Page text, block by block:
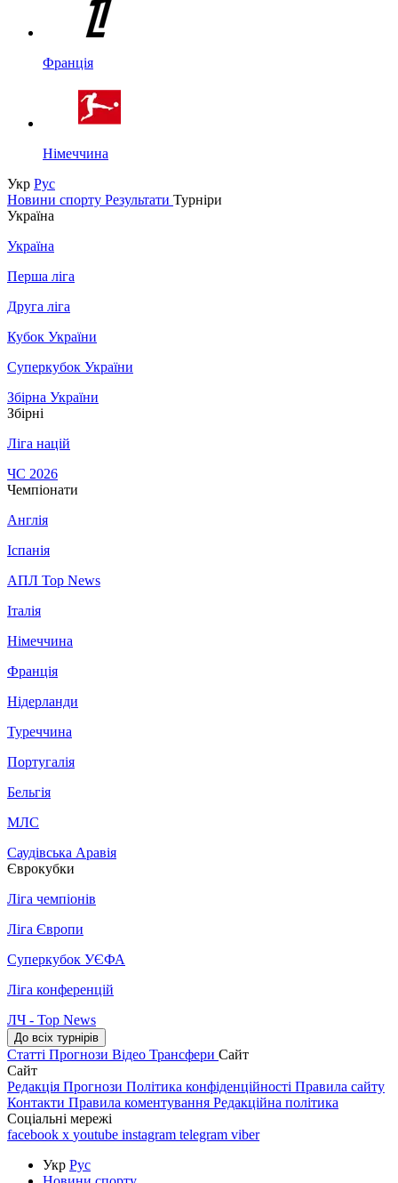
Франція
Німеччина
Укр Рус
Новини спорту Результати Турніри
Україна
Україна
Перша ліга
Друга ліга
Кубок України
Суперкубок України
Збірна України
Збірні
Ліга націй
ЧС 2026
Чемпіонати
Англія
Іспанія
АПЛ Top News
Італія
Німеччина
Франція
Нідерланди
Туреччина
Португалія
Бельгія
МЛС
Саудівська Аравія
Єврокубки
Ліга чемпіонів
Ліга Європи
Суперкубок УЄФА
Ліга конференцій
ЛЧ - Top News
До всіх турнірів
Статті Прогнози Відео Трансфери Сайт
Сайт
Редакція Прогнози Політика конфіденційності Правила сайту
Контакти Правила коментування Редакційна політика
Соціальні мережі
facebook x youtube instagram telegram viber
Укр Рус